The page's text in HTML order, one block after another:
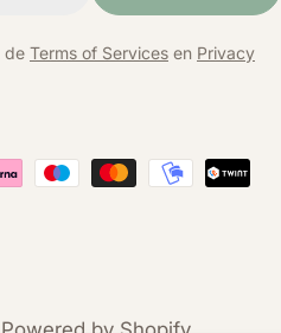
de Terms of Services en Privacy